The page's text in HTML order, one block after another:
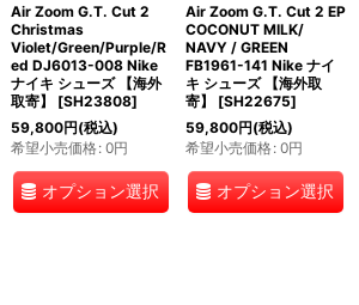
Air Zoom G.T. Cut 2
Christmas
Violet/Green/Purple/R
ed DJ6013-008 Nike
ナイキ シューズ 【海外
取寄】
[SH23808]
59,800円(税込)
希望小売価格: 0円
オプション選択
Air Zoom G.T. Cut 2 EP
COCONUT MILK/
NAVY / GREEN
FB1961-141 Nike ナイ
キ シューズ 【海外取
寄】
[SH22675]
59,800円(税込)
希望小売価格: 0円
オプション選択